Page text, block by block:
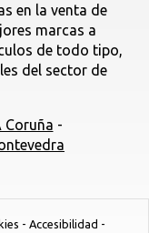
en la venta de
marcas a
de todo tipo,
del sector de
Coruña -
- Accesibilidad -